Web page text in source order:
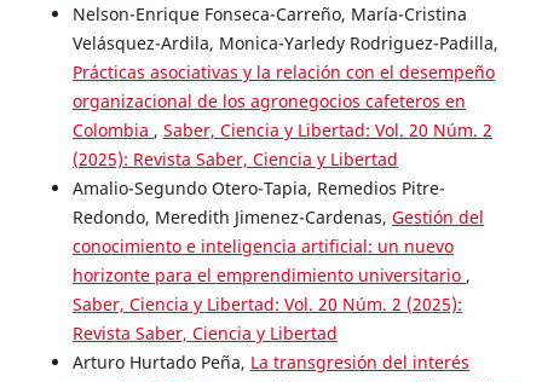
Nelson-Enrique Fonseca-Carreño, María-Cristina
Velásquez-Ardila, Monica-Yarledy Rodriguez-Padilla,
Prácticas asociativas y la relación con el desempeño
organizacional de los agronegocios cafeteros en
Colombia , Saber, Ciencia y Libertad: Vol. 20 Núm. 2
(2025): Revista Saber, Ciencia y Libertad
Amalio-Segundo Otero-Tapia, Remedios Pitre-
Redondo, Meredith Jimenez-Cardenas, Gestión del
conocimiento e inteligencia artificial: un nuevo
horizonte para el emprendimiento universitario ,
Saber, Ciencia y Libertad: Vol. 20 Núm. 2 (2025):
Revista Saber, Ciencia y Libertad
Arturo Hurtado Peña, La transgresión del interés